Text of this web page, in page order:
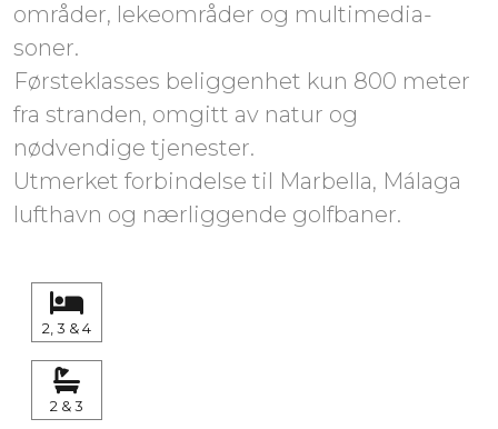
områder, lekeområder og multimedia-
soner.
Førsteklasses beliggenhet kun 800 meter
fra stranden, omgitt av natur og
nødvendige tjenester.
Utmerket forbindelse til Marbella, Málaga
lufthavn og nærliggende golfbaner.
2, 3 & 4
2 & 3